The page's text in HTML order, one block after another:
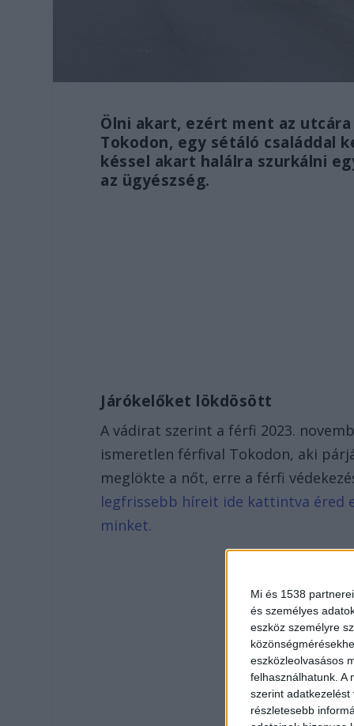
Mi és 1538
és személyes
eszköz személyre
eszközleolvasásos
felhasználhatunk. A
szerint
részletesebb
Ölni akart, ezért ment az
Tokodon, egy sétáló családdal
késsel akart halálra szurkálni
az ügyészség.
Járókelőket lökdösött
A vádirat szerint a férfi 2023.
ismeretlen férfival Tokodon, aki
meglökte a nőt, erre a férfi
legfrissebb híreit ide kattintva éred
minket.